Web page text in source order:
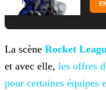
La scène Rocket
et avec elle, les offres
pour certaines équipes